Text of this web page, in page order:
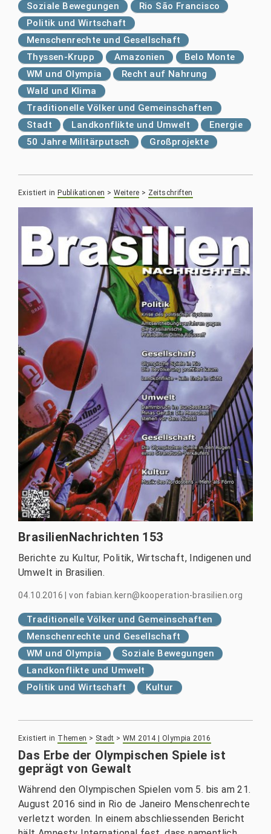
Soziale Bewegungen
Rio São Francisco
Politik und Wirtschaft
Menschenrechte und Gesellschaft
Thyssen-Krupp
Amazonien
Belo Monte
WM und Olympia
Recht auf Nahrung
Wald und Klima
Traditionelle Völker und Gemeinschaften
Stadt
Landkonflikte und Umwelt
Energie
50 Jahre Militärputsch
Großprojekte
Existiert in Publikationen > Weitere > Zeitschriften
BrasilienNachrichten 153
Berichte zu Kultur, Politik, Wirtschaft, Indigenen und
Umwelt in Brasilien.
04.10.2016 |von fabian.kern@kooperation-brasilien.org
Traditionelle Völker und Gemeinschaften
Menschenrechte und Gesellschaft
WM und Olympia
Soziale Bewegungen
Landkonflikte und Umwelt
Politik und Wirtschaft
Kultur
Existiert in Themen > Stadt >WM 2014 | Olympia 2016
Das Erbe der Olympischen Spiele ist
geprägt von Gewalt
Während den Olympischen Spielen vom 5. bis am 21.
August 2016 sind in Rio de Janeiro Menschenrechte
verletzt worden. In einem abschliessenden Bericht